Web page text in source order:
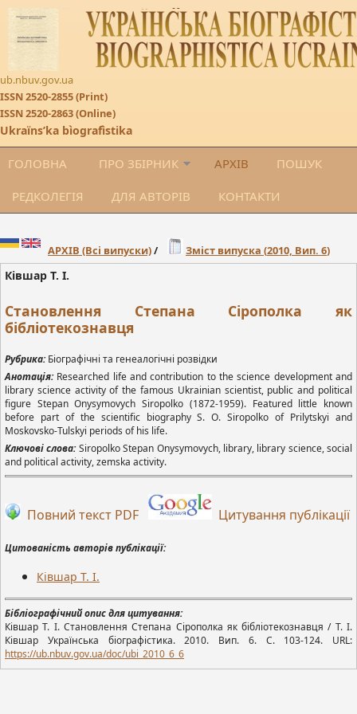
ub.nbuv.gov.ua
ISSN 2520-2855 (Print)
ISSN 2520-2863 (Online)
Ukraïnsʹka bìografìstika
ГОЛОВНА ПРО ЗБІРНИК АРХІВ ПОШУК
РЕДКОЛЕГІЯ ДЛЯ АВТОРІВ КОНТАКТИ
АРХІВ (Всі випуски)/ Зміст випуска (2010, Вип. 6)
Ківшар Т. І.
Становлення Степана Сірополка як
бібліотекознавця
Рубрика:Біографічні та генеалогічні розвідки
Анотація: Researched life and contribution to the science development and
library science activity of the famous Ukrainian scientist, public and political
figure Stepan Onysymovych Siropolko (1872-1959). Featured little known
before part of the scientific biography S. O. Siropolko of Prilytskyi and
Moskovsko-Tulskyi periods of his life.
Ключові слова:Siropolko Stepan Onysymovych, library, library science, social
and political activity, zemska activity.
Повний текст PDF Цитування публікації
Цитованість авторів публікації:
Ківшар Т. І.
Бібліографічний опис для цитування:
Ківшар Т. І. Становлення Степана Сірополка як бібліотекознавця / Т. І.
Ківшар Українська біографістика. 2010. Вип. 6. С. 103-124. URL:
https://ub.nbuv.gov.ua/doc/ubi _2010_6_6